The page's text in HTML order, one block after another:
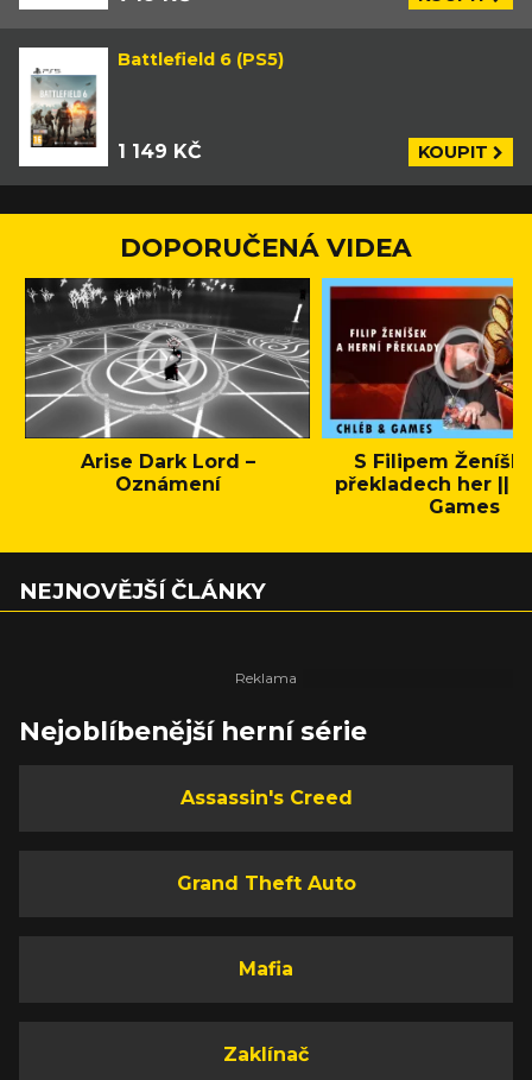
Battlefield 6 (PS5)
1 149 KČ KOUPIT
DOPORUČENÁ VIDEA
Arise Dark Lord –
Oznámení
S Filipem
překladech her ||
Games
NEJNOVĚJŠÍ ČLÁNKY
Nejoblíbenější herní série
Assassin's Creed
Grand Theft Auto
Mafia
Zaklínač